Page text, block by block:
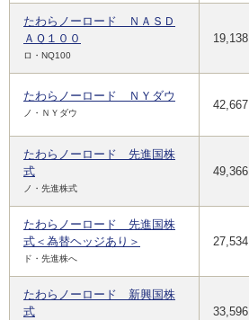
たわらノーロード ＮＡＳＤ
ＡＱ１００
ロ・NQ100
19,138
たわらノーロード ＮＹダウ
ノ・ＮＹダウ
42,667
たわらノーロード 先進国株
式
ノ・先進株式
49,366
たわらノーロード 先進国株
式＜為替ヘッジあり＞
ド・先進株へ
27,534
たわらノーロード 新興国株
式
33,596